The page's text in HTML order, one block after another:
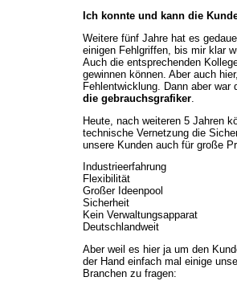
Ich konnte und kann die
Weitere fünf Jahre hat es
einigen Fehlgriffen, bis mir klar
Auch die entsprechenden
gewinnen können. Aber auch
Fehlentwicklung. Dann aber war
die gebrauchsgrafiker
Heute, nach weiteren 5 Jahren
technische Vernetzung die
unsere Kunden auch für große
Industrieerfahrung
Flexibilität
Großer Ideenpool
Sicherheit
Kein Verwaltungsapparat
Deutschlandweit
Aber weil es hier ja um den
der Hand einfach mal einige
Branchen zu fragen: